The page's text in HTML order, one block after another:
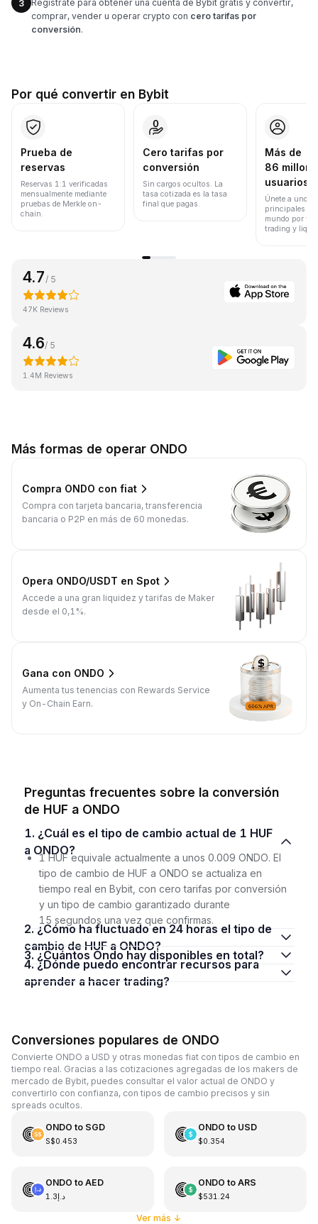
3
Regístrate para obtener una cuenta de Bybit gratis y convertir,
comprar, vender u operar crypto con cero tarifas por
conversión.
Por qué convertir en Bybit
Prueba de
reservas
Reservas 1:1 verificadas
mensualmente mediante
pruebas de Merkle on-
chain.
Cero tarifas por
conversión
Sin cargos ocultos. La
tasa cotizada es la tasa
final que pagas.
Más de
86
usuarios
Únete a uno
principales
mundo por
trading y
4.7 / 5
47K Reviews
4.6/ 5
1.4M Reviews
Más formas de operar ONDO
Compra ONDO con fiat
Compra con tarjeta bancaria, transferencia
bancaria o P2P en más de 60 monedas.
Opera ONDO/USDT en Spot
Accede a una gran liquidez y tarifas de Maker
desde el 0,1%.
Gana con ONDO
Aumenta tus tenencias con Rewards Service
y On-Chain Earn.
Preguntas frecuentes sobre la conversión
de HUF a ONDO
1. ¿Cuál es el tipo de cambio actual de 1 HUF
a ONDO?
1 HUF equivale actualmente a unos 0.009 ONDO. El
tipo de cambio de HUF a ONDO se actualiza en
tiempo real en Bybit, con cero tarifas por conversión
y un tipo de cambio garantizado durante
15 segundos una vez que confirmas.
2. ¿Cómo ha fluctuado en 24 horas el tipo de
cambio de HUF a ONDO?
3. ¿Cuántos Ondo hay disponibles en total?
4. ¿Dónde puedo encontrar recursos para
aprender a hacer trading?
Conversiones populares de ONDO
Convierte ONDO a USD y otras monedas fiat con tipos de cambio en
tiempo real. Gracias a las cotizaciones agregadas de los makers de
mercado de Bybit, puedes consultar el valor actual de ONDO y
convertirlo con confianza, con tipos de cambio precisos y sin
spreads ocultos.
ONDO to SGD
S$0.453
ONDO to USD
$0.354
ONDO to AED
د.إ1.3
ONDO to ARS
$531.24
Ver más ↓